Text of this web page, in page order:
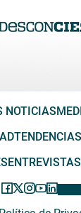
NOTICIAS
TENDENCIAS
ENTREVISTAS